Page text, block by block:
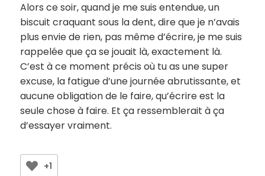
Alors ce soir, quand je me suis entendue, un
biscuit craquant sous la dent, dire que je n’avais
plus envie de rien, pas même d’écrire, je me suis
rappelée que ça se jouait là, exactement là.
C’est à ce moment précis où tu as une super
excuse, la fatigue d’une journée abrutissante, et
aucune obligation de le faire, qu’écrire est la
seule chose à faire. Et ça ressemblerait à ça
d’essayer vraiment.
+1